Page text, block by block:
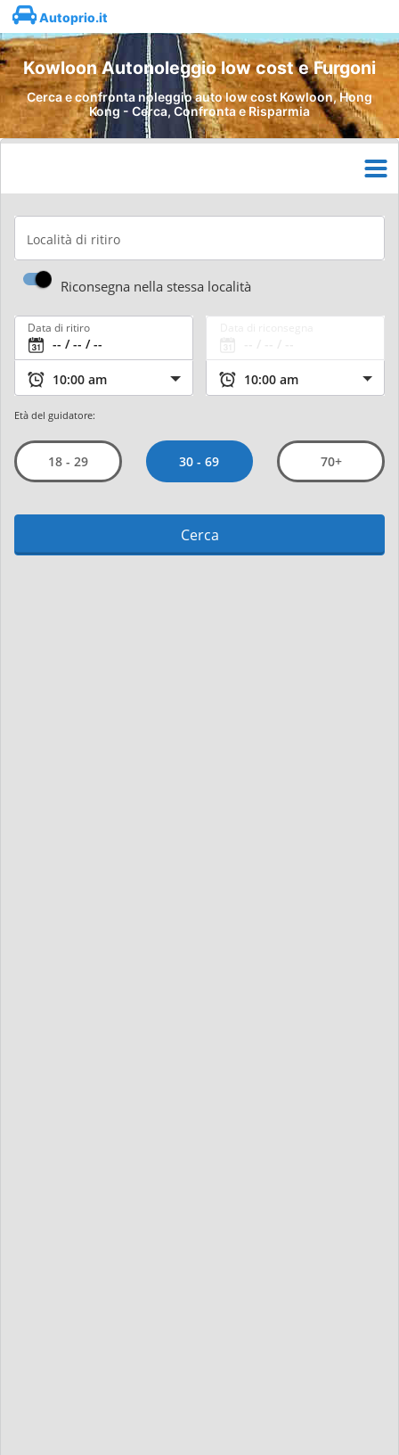
Autoprio.it
Kowloon Autonoleggio low cost e Furgoni
Cerca e confronta noleggio auto low cost Kowloon, Hong
Kong - Cerca, Confronta e Risparmia
Località di ritiro
Riconsegna nella stessa località
Data di ritiro
Età del guidatore:
18 - 29 30 - 69 70+
Cerca